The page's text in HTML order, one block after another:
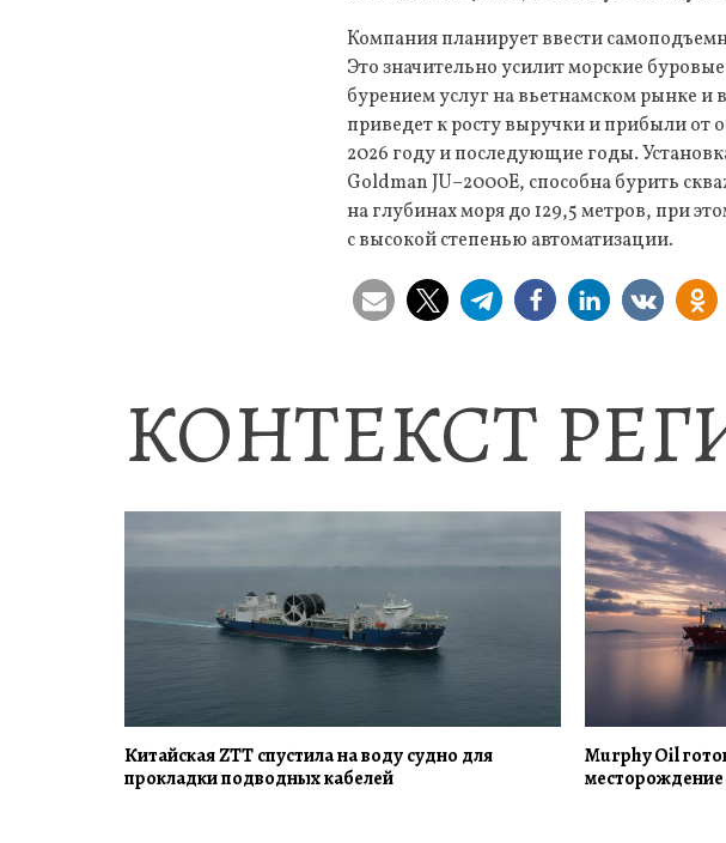
Компания планирует ввести
Это значительно усилит морские
бурением услуг на вьетнамском рынке и
приведет к росту выручки и прибыли от
2026 году и последующие годы.
Goldman JU–2000E, способна бурить
на глубинах моря до 129,5 метров, при
с высокой степенью автоматизации.
КОНТЕКСТ
Китайская ZTT спустила на воду судно для
прокладки подводных кабелей
Murphy Oil